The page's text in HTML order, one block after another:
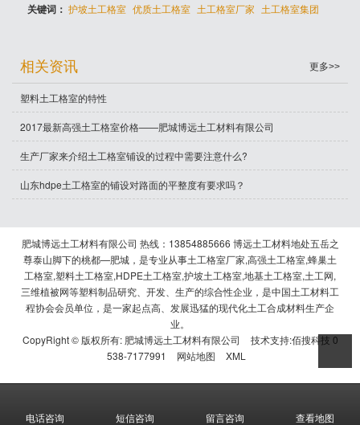
关键词：护坡土工格室 优质土工格室 土工格室厂家 土工格室集团
相关资讯 更多>>
塑料土工格室的特性
2017最新高强土工格室价格——肥城博远土工材料有限公司
生产厂家来介绍土工格室铺设的过程中需要注意什么?
山东hdpe土工格室的铺设对路面的平整度有要求吗？
肥城博远土工材料有限公司 热线：13854885666 博远土工材料地处五岳之
尊泰山脚下的桃都—肥城，是专业从事土工格室厂家,高强土工格室,蜂巢土
工格室,塑料土工格室,HDPE土工格室,护坡土工格室,地基土工格室,土工网,
三维植被网等塑料制品研究、开发、生产的综合性企业，是中国土工材料工
程协会会员单位，是一家起点高、发展迅猛的现代化土工合成材料生产企
业。
CopyRight © 版权所有: 肥城博远土工材料有限公司 技术支持:佰搜科技 0
538-7177991
网站地图 XML
电话咨询 短信咨询 留言咨询 查看地图